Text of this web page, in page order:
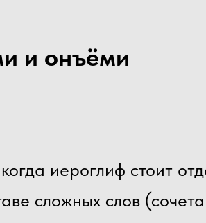
и онъёми
иероглиф стоит
сложных слов